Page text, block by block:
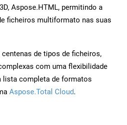
Aspose.HTML, permitindo a
ficheiros multiformato nas suas
de tipos de ficheiros,
com uma flexibilidade
lista completa de formatos
Aspose.Total Cloud.